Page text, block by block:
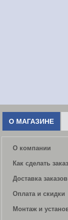
О МАГАЗИНЕ
О компании
Как сделать заказ
Доставка заказов
Оплата и скидки
Монтаж и